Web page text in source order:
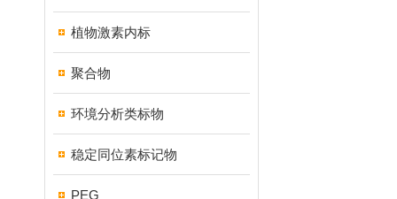
植物激素内标
聚合物
环境分析类标物
稳定同位素标记物
PEG